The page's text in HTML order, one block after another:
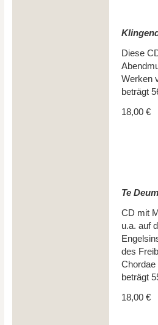
Diese
Werken
beträgt
18,00 €
Te
CD mit
u.a. auf
des
beträgt
18,00 €